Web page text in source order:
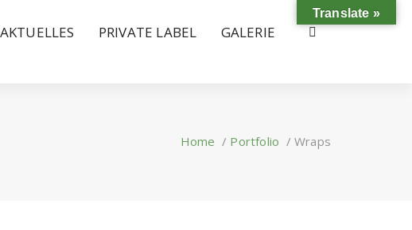
AKTUELLES PRIVATE LABEL GALERIE
Home / Portfolio / Wraps
Translate »